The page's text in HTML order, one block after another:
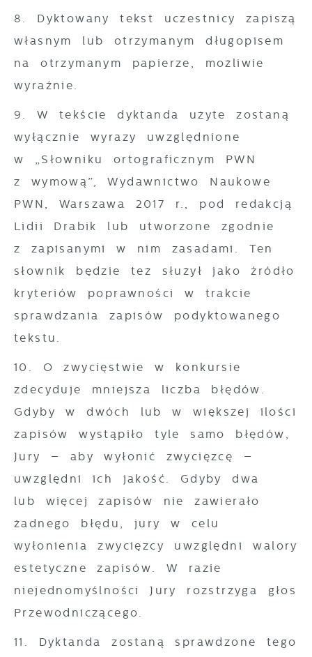
8. Dyktowany tekst uczestnicy zapiszą
własnym lub otrzymanym długopisem
na otrzymanym papierze, możliwie
wyraźnie.
9. W tekście dyktanda użyte zostaną
wyłącznie wyrazy uwzględnione
w „Słowniku ortograficznym PWN
z wymową”, Wydawnictwo Naukowe
PWN, Warszawa 2017 r., pod redakcją
Lidii Drabik lub utworzone zgodnie
z zapisanymi w nim zasadami. Ten
słownik będzie też służył jako źródło
kryteriów poprawności w trakcie
sprawdzania zapisów podyktowanego
tekstu.
10. O zwycięstwie w konkursie
zdecyduje mniejsza liczba błędów.
Gdyby w dwóch lub w większej ilości
zapisów wystąpiło tyle samo błędów,
Jury – aby wyłonić zwycięzcę –
uwzględni ich jakość. Gdyby dwa
lub więcej zapisów nie zawierało
żadnego błędu, jury w celu
wyłonienia zwycięzcy uwzględni walory
estetyczne zapisów. W razie
niejednomyślności Jury rozstrzyga głos
Przewodniczącego.
11. Dyktanda zostaną sprawdzone tego